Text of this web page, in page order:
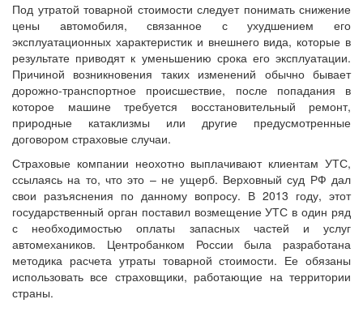
Под утратой товарной стоимости следует понимать снижение
цены автомобиля, связанное с ухудшением его
эксплуатационных характеристик и внешнего вида, которые в
результате приводят к уменьшению срока его эксплуатации.
Причиной возникновения таких изменений обычно бывает
дорожно-транспортное происшествие, после попадания в
которое машине требуется восстановительный ремонт,
природные катаклизмы или другие предусмотренные
договором страховые случаи.
Страховые компании неохотно выплачивают клиентам УТС,
ссылаясь на то, что это – не ущерб. Верховный суд РФ дал
свои разъяснения по данному вопросу. В 2013 году, этот
государственный орган поставил возмещение УТС в один ряд
с необходимостью оплаты запасных частей и услуг
автомехаников. Центробанком России была разработана
методика расчета утраты товарной стоимости. Ее обязаны
использовать все страховщики, работающие на территории
страны.